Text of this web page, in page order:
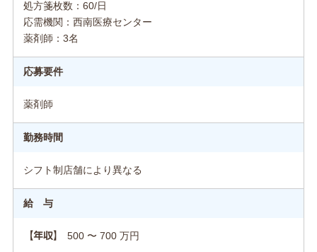
処方箋枚数：60/日
応需機関：西南医療センター
薬剤師：3名
応募要件
薬剤師
勤務時間
シフト制店舗により異なる
給 与
【年収】 500 〜 700 万円